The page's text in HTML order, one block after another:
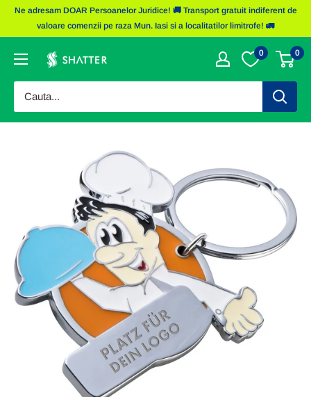
SaritiNe adresam DOAR Persoanelor Juridice! 🚚 Transport gratuit indiferent de
valoare comenzii pe raza Mun. Iasi si a localitatilor limitrofe! 🚛
Obiecte
Shatter
0 0